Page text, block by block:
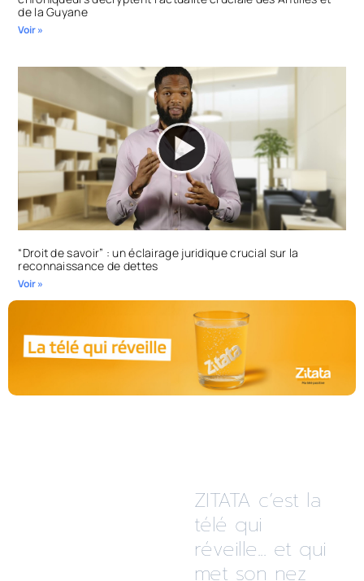
de la Guyane
Voir »
“Droit de savoir” : un éclairage juridique crucial sur la
reconnaissance de dettes
Voir »
ZITATA c’est la
télé qui
réveille... et qui
met son nez